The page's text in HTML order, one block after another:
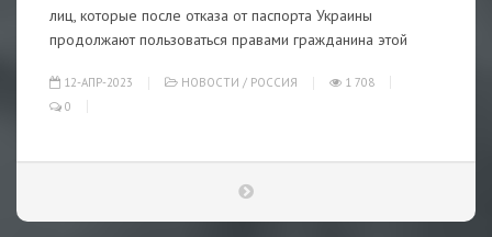
лиц, которые после отказа от паспорта Украины
продолжают пользоваться правами гражданина этой
12-АПР-2023 НОВОСТИ / РОССИЯ
1 708
0